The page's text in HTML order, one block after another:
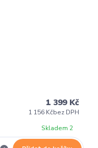
1 399 Kč
1 156 Kčbez DPH
Skladem 2